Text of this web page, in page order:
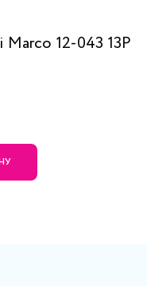
Marco 12-043 13P